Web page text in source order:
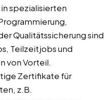
spezialisierten
Qualitätssicherung sind
Teilzeitjobs und
von Vorteil.
Zertifikate für
z.B.